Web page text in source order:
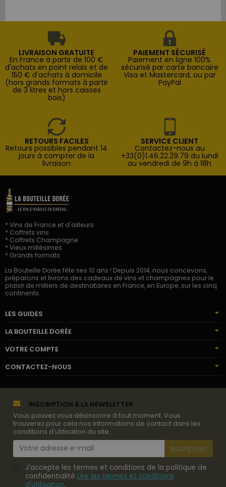
LIVRAISON GRATUITE
En France à partir de 100 €
d'achats en point relais et de
150 € d'achats à domicile
(hors grands formats à partir
de 3 litres et hors caisses
bois)
PAIEMENT SÉCURISÉ
Paiement en ligne 100%
sécurisé par carte bancaire
Visa et Mastercard, ou par
PayPal
RETOURS FACILES
Retours possibles pendant 14
jours à compter de la
livraison
SERVICE CLIENT
Contactez-nous au
+33(0)1.46.22.29.79 du lundi
au vendredi de 9h à 18h
* Vins de France et d'ailleurs
* Coffrets vins
* Coffrets Champagne
* Vieux millésimes
* Grands formats
La Bouteille Dorée fête ses 10 ans ! Depuis 2014, nous concevons,
préparons et livrons des cadeaux de vins et champagnes pour le
plaisir de milliers de destinataires en France, en Europe, sur les cinq
continents.
LES GUIDES
LA BOUTEILLE DORÉE
VOTRE COMPTE
CONTACTEZ-NOUS
INSCRIPTION À LA NEWSLETTER
Vous pouvez vous désinscrire à tout moment. Vous
trouverez pour cela nos informations de contact dans les
conditions d'utilisation du site.
J'accepte les termes et conditions de la politique de
confidentialité Lire les termes et conditions
d'utilisation.